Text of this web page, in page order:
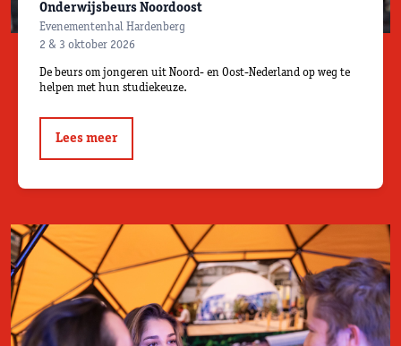
Onderwijsbeurs Noordoost
Evenementenhal Hardenberg
2 & 3 oktober 2026
De beurs om jongeren uit Noord- en Oost-Nederland op weg te
helpen met hun studiekeuze.
Lees meer